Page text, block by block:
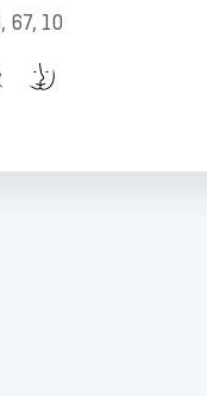
67, 10